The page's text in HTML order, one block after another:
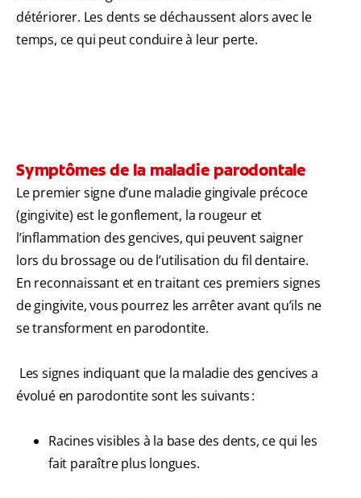
détériorer. Les dents se déchaussent alors avec le
temps, ce qui peut conduire à leur perte.
Symptômes de la maladie parodontale
Le premier signe d’une maladie gingivale précoce
(gingivite) est le gonflement, la rougeur et
l’inflammation des gencives, qui peuvent saigner
lors du brossage ou de l’utilisation du fil dentaire.
En reconnaissant et en traitant ces premiers signes
de gingivite, vous pourrez les arrêter avant qu’ils ne
se transforment en parodontite.
Les signes indiquant que la maladie des gencives a
évolué en parodontite sont les suivants :
Racines visibles à la base des dents, ce qui les
fait paraître plus longues.